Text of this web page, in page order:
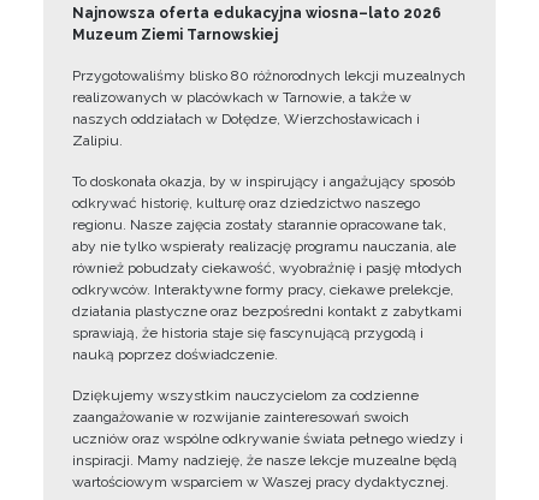
Najnowsza oferta edukacyjna wiosna–lato 2026
Muzeum Ziemi Tarnowskiej
Przygotowaliśmy blisko 80 różnorodnych lekcji muzealnych
realizowanych w placówkach w Tarnowie, a także w
naszych oddziałach w Dołędze, Wierzchosławicach i
Zalipiu.
To doskonała okazja, by w inspirujący i angażujący sposób
odkrywać historię, kulturę oraz dziedzictwo naszego
regionu. Nasze zajęcia zostały starannie opracowane tak,
aby nie tylko wspierały realizację programu nauczania, ale
również pobudzały ciekawość, wyobraźnię i pasję młodych
odkrywców. Interaktywne formy pracy, ciekawe prelekcje,
działania plastyczne oraz bezpośredni kontakt z zabytkami
sprawiają, że historia staje się fascynującą przygodą i
nauką poprzez doświadczenie.
Dziękujemy wszystkim nauczycielom za codzienne
zaangażowanie w rozwijanie zainteresowań swoich
uczniów oraz wspólne odkrywanie świata pełnego wiedzy i
inspiracji. Mamy nadzieję, że nasze lekcje muzealne będą
wartościowym wsparciem w Waszej pracy dydaktycznej.